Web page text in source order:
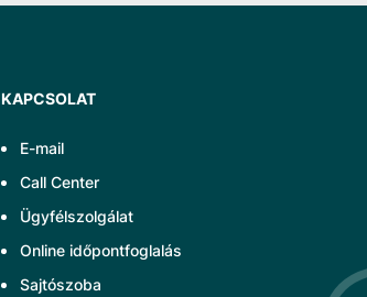
KAPCSOLAT
E-mail
Call Center
Ügyfélszolgálat
Online időpontfoglalás
Sajtószoba